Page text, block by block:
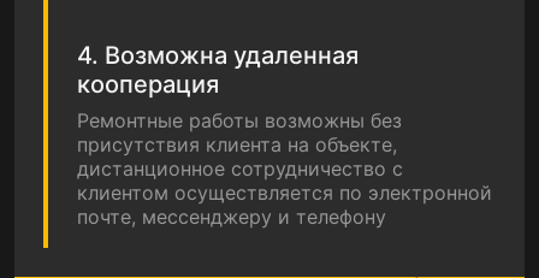
4. Возможна удаленная
кооперация
Ремонтные работы возможны без
присутствия клиента на объекте,
дистанционное сотрудничество с
клиентом осуществляется по электронной
почте, мессенджеру и телефону